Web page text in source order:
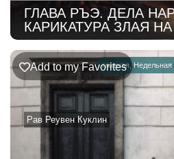
ГЛАВА РЪЭ. ДЕЛА
КАРИКАТУРА ЗЛАЯ
главная , Недельная
Рав Реувен Куклин
Add to my Favorites